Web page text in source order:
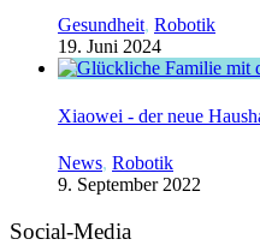
Gesundheit, Robotik
19. Juni 2024
Xiaowei - der neue
News, Robotik
9. September 2022
Social-Media